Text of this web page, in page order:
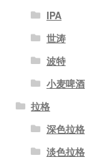
IPA
世涛
波特
小麦啤酒
拉格
深色拉格
淡色拉格